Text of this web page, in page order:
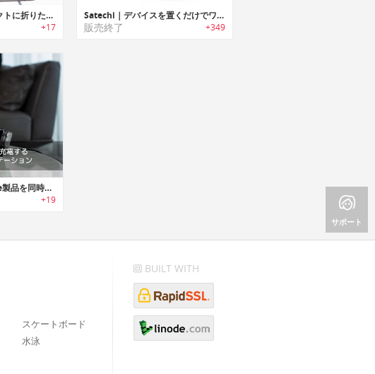
ALTERBELL｜コンパクトに折りたためる3in1マグネットワイヤレスチャージャー＆スタンド
+17
Satechi｜デバイスを置くだけでワイヤレス急速充電可能な充電パッド
販売終了 +349
MagEZ Slider｜Apple製品を同時充電するマルチチャージステーション「マグイージースライダー」
+19
サポート
スケートボード
水泳
BUILT WITH